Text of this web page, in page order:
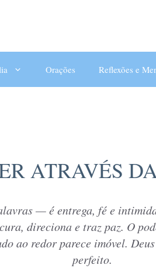
Orações Reflexões e
ATRAVÉS
— é entrega, fé e
direciona e traz paz. O
ao redor parece imóvel.
perfeito.